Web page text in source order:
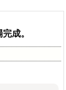
成。